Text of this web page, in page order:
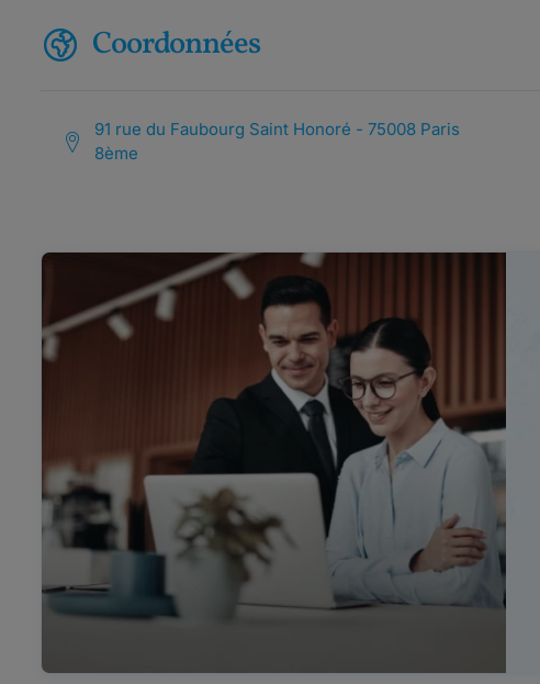
Coordonnées
91 rue du Faubourg Saint Honoré - 75008 Paris
8ème